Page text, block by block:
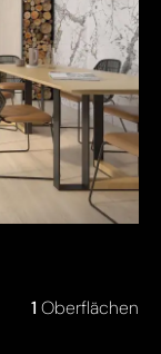
1 Oberflächen